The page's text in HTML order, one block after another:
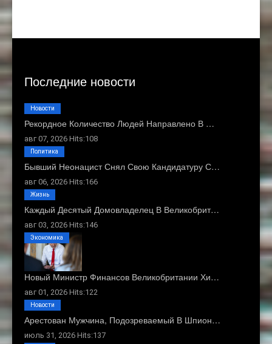
Последние новости
Рекордное Количество Людей Направлено В …
авг 07, 2026 Hits:108
Новости
Бывший Неонацист Снял Свою Кандидатуру С…
авг 06, 2026 Hits:166
Политика
Каждый Десятый Домовладелец В Великобрит…
авг 03, 2026 Hits:146
Жизнь
Новый Министр Финансов Великобритании Хи…
авг 01, 2026 Hits:122
Экономика
Арестован Мужчина, Подозреваемый В Шпион…
июль 31, 2026 Hits:137
Новости